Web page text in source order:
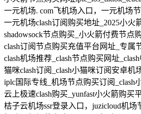
一元机场. com飞机场入口，一元机场
一元机场clash订阅购买地址_2025小火
shadowsock节点购买_小火箭付费节点
clash订阅节点购买充值平台网址_专属
clash机场推荐_clash节点购买网址
猫咪clash订阅_clash小猫咪订阅安卓机
iplc国际专线_机场节点购买订阅_clash
云上极速clash购买_yunfast小火箭购买
桔子云机场ssr登录入口，juzicloud机场